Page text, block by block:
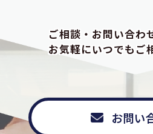
ご相談・お問い合わ
お気軽にいつでもご
お問い